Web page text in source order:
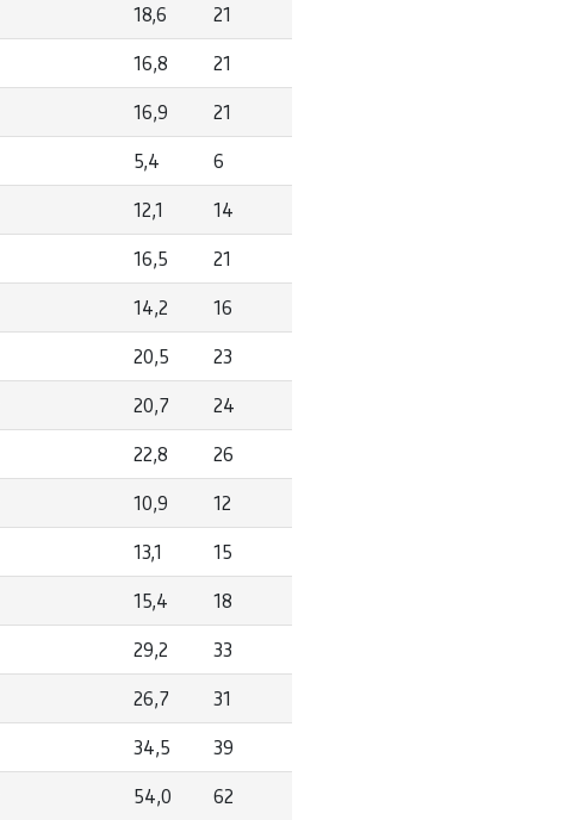
18,6
21
16,8
21
16,9
21
5,4
6
12,1
14
16,5
21
14,2
16
20,5
23
20,7
24
22,8
26
10,9
12
13,1
15
15,4
18
29,2
33
26,7
31
34,5
39
54,0 62